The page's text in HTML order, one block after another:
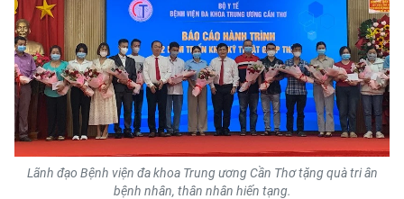
Media Văn hóa
Media Xã hội
Media Pháp luật
Media Du lịch
Media Thế giới
Lãnh đạo Bệnh viện đa khoa Trung ương Cần Thơ tặng quà tri ân
bệnh nhân, thân nhân hiến tạng.